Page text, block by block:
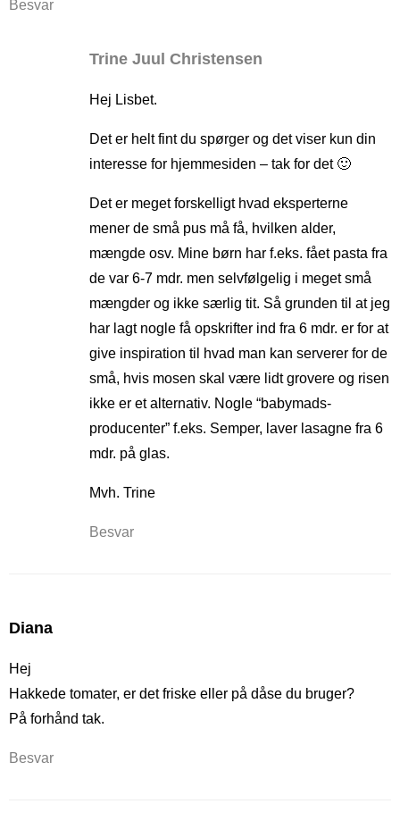
Besvar
Trine Juul Christensen
Hej Lisbet.
Det er helt fint du spørger og det viser kun din
interesse for hjemmesiden – tak for det 🙂
Det er meget forskelligt hvad eksperterne
mener de små pus må få, hvilken alder,
mængde osv. Mine børn har f.eks. fået pasta fra
de var 6-7 mdr. men selvfølgelig i meget små
mængder og ikke særlig tit. Så grunden til at jeg
har lagt nogle få opskrifter ind fra 6 mdr. er for at
give inspiration til hvad man kan serverer for de
små, hvis mosen skal være lidt grovere og risen
ikke er et alternativ. Nogle “babymads-
producenter” f.eks. Semper, laver lasagne fra 6
mdr. på glas.
Mvh. Trine
Besvar
Diana
Hej
Hakkede tomater, er det friske eller på dåse du bruger?
På forhånd tak.
Besvar